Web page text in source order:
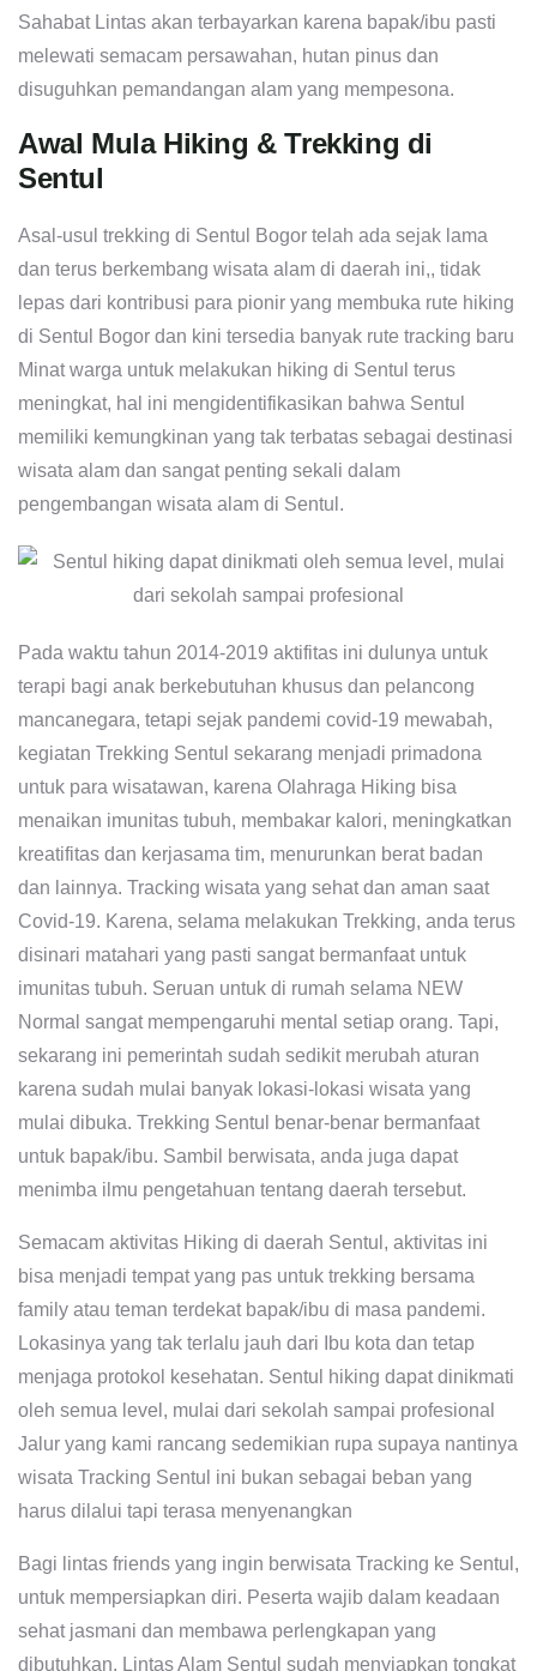
Sahabat Lintas akan terbayarkan karena bapak/ibu pasti
melewati semacam persawahan, hutan pinus dan
disuguhkan pemandangan alam yang mempesona.
Awal Mula Hiking & Trekking di
Sentul
Asal-usul trekking di Sentul Bogor telah ada sejak lama
dan terus berkembang wisata alam di daerah ini,, tidak
lepas dari kontribusi para pionir yang membuka rute hiking
di Sentul Bogor dan kini tersedia banyak rute tracking baru
Minat warga untuk melakukan hiking di Sentul terus
meningkat, hal ini mengidentifikasikan bahwa Sentul
memiliki kemungkinan yang tak terbatas sebagai destinasi
wisata alam dan sangat penting sekali dalam
pengembangan wisata alam di Sentul.
Pada waktu tahun 2014-2019 aktifitas ini dulunya untuk
terapi bagi anak berkebutuhan khusus dan pelancong
mancanegara, tetapi sejak pandemi covid-19 mewabah,
kegiatan Trekking Sentul sekarang menjadi primadona
untuk para wisatawan, karena Olahraga Hiking bisa
menaikan imunitas tubuh, membakar kalori, meningkatkan
kreatifitas dan kerjasama tim, menurunkan berat badan
dan lainnya. Tracking wisata yang sehat dan aman saat
Covid-19. Karena, selama melakukan Trekking, anda terus
disinari matahari yang pasti sangat bermanfaat untuk
imunitas tubuh. Seruan untuk di rumah selama NEW
Normal sangat mempengaruhi mental setiap orang. Tapi,
sekarang ini pemerintah sudah sedikit merubah aturan
karena sudah mulai banyak lokasi-lokasi wisata yang
mulai dibuka. Trekking Sentul benar-benar bermanfaat
untuk bapak/ibu. Sambil berwisata, anda juga dapat
menimba ilmu pengetahuan tentang daerah tersebut.
Semacam aktivitas Hiking di daerah Sentul, aktivitas ini
bisa menjadi tempat yang pas untuk trekking bersama
family atau teman terdekat bapak/ibu di masa pandemi.
Lokasinya yang tak terlalu jauh dari Ibu kota dan tetap
menjaga protokol kesehatan. Sentul hiking dapat dinikmati
oleh semua level, mulai dari sekolah sampai profesional
Jalur yang kami rancang sedemikian rupa supaya nantinya
wisata Tracking Sentul ini bukan sebagai beban yang
harus dilalui tapi terasa menyenangkan
Bagi lintas friends yang ingin berwisata Tracking ke Sentul,
untuk mempersiapkan diri. Peserta wajib dalam keadaan
sehat jasmani dan membawa perlengkapan yang
dibutuhkan. Lintas Alam Sentul sudah menyiapkan tongkat